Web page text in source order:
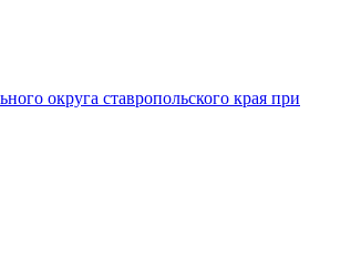
округа ставропольского края при